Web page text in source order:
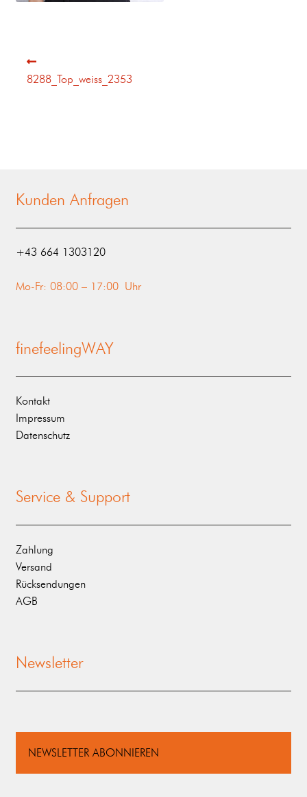
8288_Top_weiss_2353
Kunden Anfragen
‭+43 664 1303120‬
Mo-Fr: 08:00 – 17:00 Uhr
finefeelingWAY
Kontakt
Impressum
Datenschutz
Service & Support
Zahlung
Versand
Rücksendungen
AGB
Newsletter
NEWSLETTER ABONNIEREN